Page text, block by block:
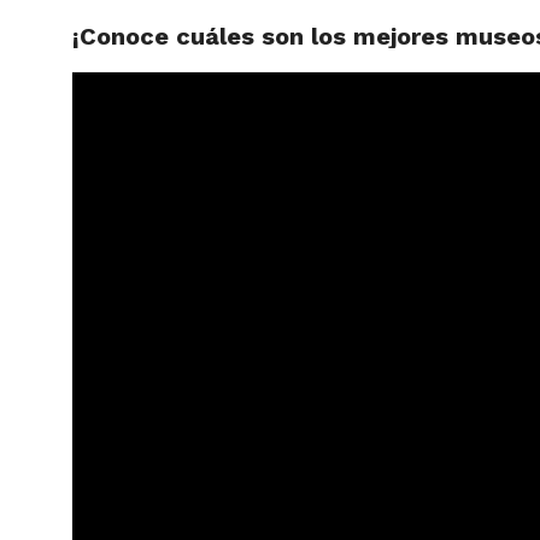
¡Conoce cuáles son los mejores